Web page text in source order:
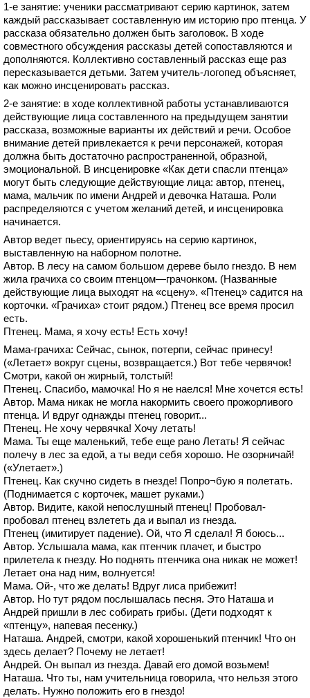
1-е занятие: ученики рассматривают серию картинок, затем
каждый рассказывает составленную им историю про птенца. У
рассказа обязательно должен быть заголовок. В ходе
совместного обсуждения рассказы детей сопоставляются и
дополняются. Коллективно составленный рассказ еще раз
пересказывается детьми. Затем учитель-логопед объясняет,
как можно инсценировать рассказ.
2-е занятие: в ходе коллективной работы устанавливаются
действующие лица составленного на предыдущем занятии
рассказа, возможные варианты их действий и речи. Особое
внимание детей привлекается к речи персонажей, которая
должна быть достаточно распространенной, образной,
эмоциональной. В инсценировке «Как дети спасли птенца»
могут быть следующие действующие лица: автор, птенец,
мама, мальчик по имени Андрей и девочка Наташа. Роли
распределяются с учетом желаний детей, и инсценировка
начинается.
Автор ведет пьесу, ориентируясь на серию картинок,
выставленную на наборном полотне.
Автор. В лесу на самом большом дереве было гнездо. В нем
жила грачиха со своим птенцом—грачонком. (Названные
действующие лица выходят на «сцену». «Птенец» садится на
корточки. «Грачиха» стоит рядом.) Птенец все время просил
есть.
Птенец. Мама, я хочу есть! Есть хочу!
Мама-грачиха: Сейчас, сынок, потерпи, сейчас принесу!
(«Летает» вокруг сцены, возвращается.) Вот тебе червячок!
Смотри, какой он жирный, толстый!
Птенец. Спасибо, мамочка! Но я не наелся! Мне хочется есть!
Автор. Мама никак не могла накормить своего прожорливого
птенца. И вдруг однажды птенец говорит...
Птенец. Не хочу червячка! Хочу летать!
Мама. Ты еще маленький, тебе еще рано Летать! Я сейчас
полечу в лес за едой, а ты веди себя хорошо. Не озорничай!
(«Улетает».)
Птенец. Как скучно сидеть в гнезде! Попро¬бую я полетать.
(Поднимается с корточек, машет руками.)
Автор. Видите, какой непослушный птенец! Пробовал-
пробовал птенец взлететь да и выпал из гнезда.
Птенец (имитирует падение). Ой, что Я сделал! Я боюсь...
Автор. Услышала мама, как птенчик плачет, и быстро
прилетела к гнезду. Но поднять птенчика она никак не может!
Летает она над ним, волнуется!
Мама. Ой-, что же делать! Вдруг лиса прибежит!
Автор. Но тут рядом послышалась песня. Это Наташа и
Андрей пришли в лес собирать грибы. (Дети подходят к
«птенцу», напевая песенку.)
Наташа. Андрей, смотри, какой хорошенький птенчик! Что он
здесь делает? Почему не летает!
Андрей. Он выпал из гнезда. Давай его домой возьмем!
Наташа. Что ты, нам учительница говорила, что нельзя этого
делать. Нужно положить его в гнездо!